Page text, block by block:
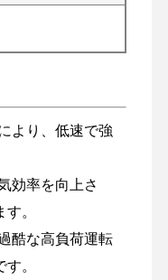
ョー
わたしたち
に つい て
より、低速で強
効率を向上さ
。
酷な高負荷運転
。